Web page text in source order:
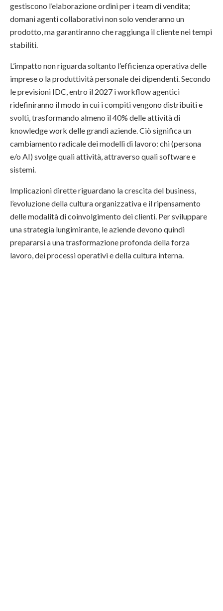
gestiscono l’elaborazione ordini per i team di vendita;
domani agenti collaborativi non solo venderanno un
prodotto, ma garantiranno che raggiunga il cliente nei tempi
stabiliti.
L’impatto non riguarda soltanto l’efficienza operativa delle
imprese o la produttività personale dei dipendenti. Secondo
le previsioni IDC, entro il 2027 i workflow agentici
ridefiniranno il modo in cui i compiti vengono distribuiti e
svolti, trasformando almeno il 40% delle attività di
knowledge work delle grandi aziende. Ciò significa un
cambiamento radicale dei modelli di lavoro: chi (persona
e/o AI) svolge quali attività, attraverso quali software e
sistemi.
Implicazioni dirette riguardano la crescita del business,
l’evoluzione della cultura organizzativa e il ripensamento
delle modalità di coinvolgimento dei clienti. Per sviluppare
una strategia lungimirante, le aziende devono quindi
prepararsi a una trasformazione profonda della forza
lavoro, dei processi operativi e della cultura interna.